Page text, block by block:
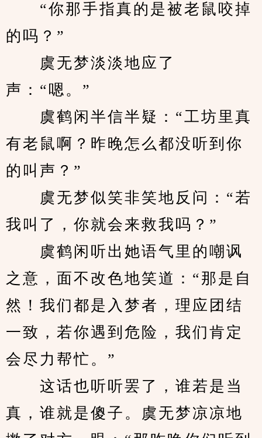
“你那手指真的是被老鼠咬掉
的吗？”
虞无梦淡淡地应了
声：“嗯。”
虞鹤闲半信半疑：“工坊里真
有老鼠啊？昨晚怎么都没听到你
的叫声？”
虞无梦似笑非笑地反问：“若
我叫了，你就会来救我吗？”
虞鹤闲听出她语气里的嘲讽
之意，面不改色地笑道：“那是自
然！我们都是入梦者，理应团结
一致，若你遇到危险，我们肯定
会尽力帮忙。”
这话也听听罢了，谁若是当
真，谁就是傻子。虞无梦凉凉地